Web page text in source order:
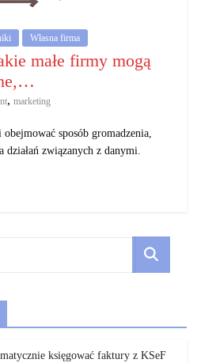
Własna firma
małe firmy mogą
, marketing
sposób gromadzenia,
związanych z danymi.
księgować faktury z KSeF